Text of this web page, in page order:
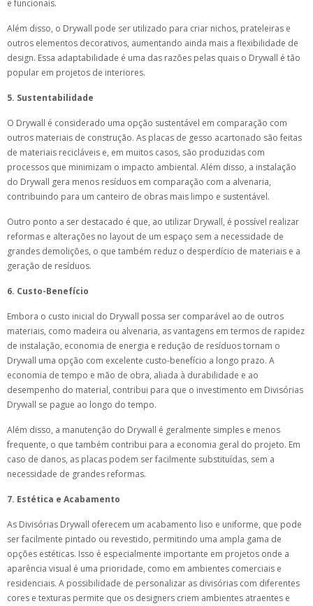
e funcionais.
Além disso, o Drywall pode ser utilizado para criar nichos, prateleiras e
outros elementos decorativos, aumentando ainda mais a flexibilidade de
design. Essa adaptabilidade é uma das razões pelas quais o Drywall é tão
popular em projetos de interiores.
5. Sustentabilidade
O Drywall é considerado uma opção sustentável em comparação com
outros materiais de construção. As placas de gesso acartonado são feitas
de materiais recicláveis e, em muitos casos, são produzidas com
processos que minimizam o impacto ambiental. Além disso, a instalação
do Drywall gera menos resíduos em comparação com a alvenaria,
contribuindo para um canteiro de obras mais limpo e sustentável.
Outro ponto a ser destacado é que, ao utilizar Drywall, é possível realizar
reformas e alterações no layout de um espaço sem a necessidade de
grandes demolições, o que também reduz o desperdício de materiais e a
geração de resíduos.
6. Custo-Benefício
Embora o custo inicial do Drywall possa ser comparável ao de outros
materiais, como madeira ou alvenaria, as vantagens em termos de rapidez
de instalação, economia de energia e redução de resíduos tornam o
Drywall uma opção com excelente custo-benefício a longo prazo. A
economia de tempo e mão de obra, aliada à durabilidade e ao
desempenho do material, contribui para que o investimento em Divisórias
Drywall se pague ao longo do tempo.
Além disso, a manutenção do Drywall é geralmente simples e menos
frequente, o que também contribui para a economia geral do projeto. Em
caso de danos, as placas podem ser facilmente substituídas, sem a
necessidade de grandes reformas.
7. Estética e Acabamento
As Divisórias Drywall oferecem um acabamento liso e uniforme, que pode
ser facilmente pintado ou revestido, permitindo uma ampla gama de
opções estéticas. Isso é especialmente importante em projetos onde a
aparência visual é uma prioridade, como em ambientes comerciais e
residenciais. A possibilidade de personalizar as divisórias com diferentes
cores e texturas permite que os designers criem ambientes atraentes e